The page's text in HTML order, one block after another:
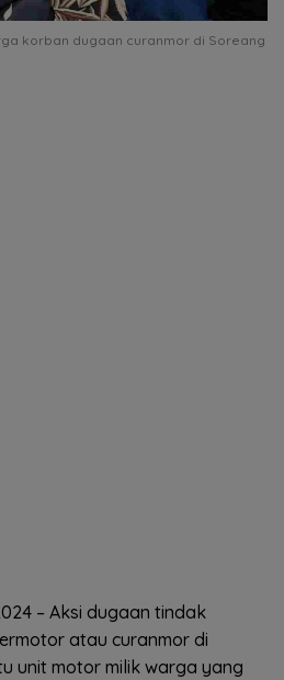
korban dugaan curanmor di Soreang
– Aksi dugaan tindak
atau curanmor di
unit motor milik warga yang